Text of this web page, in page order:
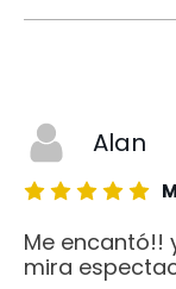
Alan
Me encantó!!
mira